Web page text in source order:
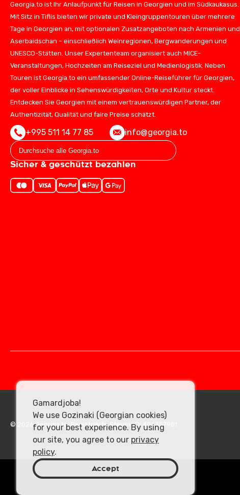
Georgia.to ist Ihr Anlaufpunkt für Reisen in Georgien und im Südkaukasus.
Mit Sitz in Tiflis bieten wir private und Kleingruppentouren über mehrere
Tage in Georgien an, mit optionalen Zusatzangeboten nach Armenien und
Aserbaidschan – einschließlich Weinregionen, Bergwanderungen und
UNESCO-Stätten. Unser Expertenteam organisiert auch MICE-
Veranstaltungen, Hochzeiten am Reiseziel und Medienlogistik. Neben
Touren ist Georgia.to ein umfassender Online-Reiseführer für Georgien,
der voller Einblicke in Sehenswürdigkeiten, Orte und Kultur steckt.
Entdecken Sie Georgien mit einem vertrauenswürdigen Partner, der
Authentizität, Qualität und faire Preise schätzt.
+995 511 14 77 85 info@georgia.to
Sicher & geschützt bezahlen
© 2026 Georgia.to. Registrierte Steuer-ID: 406357981
Gamardjoba!
We use Gozinaki (Georgian cookies)
for your best experience. By using
our site, you agree to our privacy
policy.
Accept